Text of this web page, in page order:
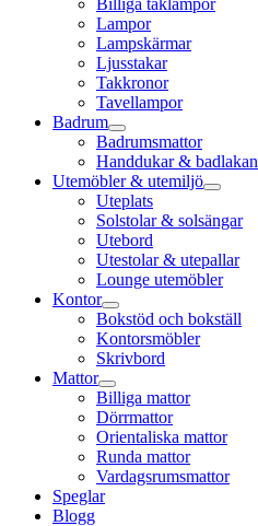
Billiga taklampor
Lampor
Lampskärmar
Ljusstakar
Takkronor
Tavellampor
Badrum
Badrumsmattor
Handdukar & badlakan
Utemöbler & utemiljö
Uteplats
Solstolar & solsängar
Utebord
Utestolar & utepallar
Lounge utemöbler
Kontor
Bokstöd och bokställ
Kontorsmöbler
Skrivbord
Mattor
Billiga mattor
Dörrmattor
Orientaliska mattor
Runda mattor
Vardagsrumsmattor
Speglar
Blogg